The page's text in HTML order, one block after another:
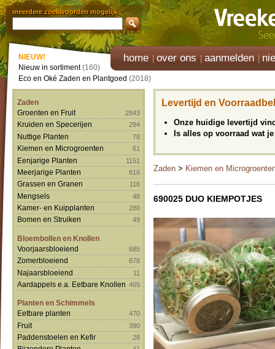
meerdere zoekwoorden mogelijk
home over ons aanmelden
NIEUW!
Nieuw in sortiment(160)
Eco en Oké Zaden en Plantgoed (2018)
Zaden
Groenten en Fruit
2843
Kruiden en Specerijen 294
Nuttige Planten 78
Kiemen en Microgroenten 61
Eenjarige Planten 1151
Meerjarige Planten 816
Grassen en Granen 116
Mengsels 48
Kamer- en Kuipplanten 280
Bomen en Struiken 49
Bloembollen en Knollen
Voorjaarsbloeiend
685
Zomerbloeiend 678
Najaarsbloeiend 11
Aardappels e.a. Eetbare Knollen 465
Planten en Schimmels
Eetbare planten
470
Fruit 390
Paddenstoelen en Kefir 28
Levertijd en
Onze huidige levertijd
Is alles op voorraad wat
Zaden > Kiemen en
690025 DUO KIEMPOTJES